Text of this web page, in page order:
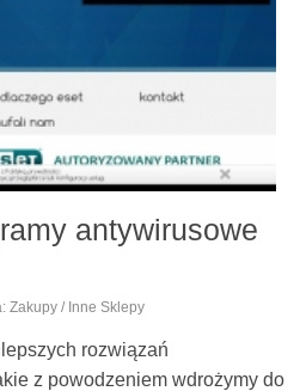
antywirusowe
Zakupy / Inne Sklepy
rozwiązań
z powodzeniem wdrożymy do